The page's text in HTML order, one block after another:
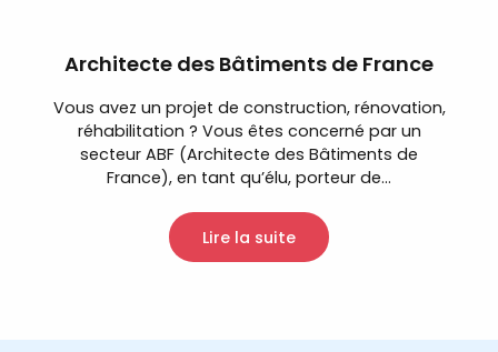
Architecte des Bâtiments de France
Vous avez un projet de construction, rénovation,
réhabilitation ? Vous êtes concerné par un
secteur ABF (Architecte des Bâtiments de
France), en tant qu’élu, porteur de...
Lire la suite